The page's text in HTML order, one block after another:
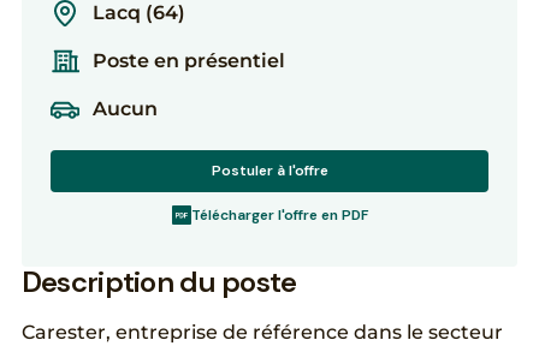
Description du poste
Carester, entreprise de référence dans le secteur
Lacq (64)
Poste en présentiel
Aucun
Postuler à l'offre
Télécharger l'offre en PDF